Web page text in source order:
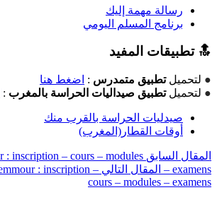
رسالة مهمة إليك
برنامج المسلم اليومي
🔝 تطبيقات المفيد
● لتحميلتطبيق متمدرس : اضغط هنا
● لتحميلتطبيق صيداليات الحراسة بالمغرب :
صيدليات الحراسة بالقرب منك
أوقات القطار(المغرب)
المقال السابق : inscription – cours – modules
– examens المقال التالي : inscription –
cours – modules – examens